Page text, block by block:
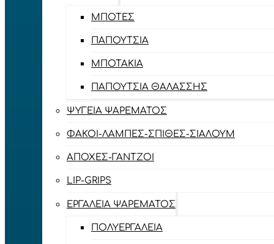
ΜΠΌΤΕΣ
ΠΑΠΟΎΤΣΙΑ
ΜΠΟΤΆΚΙΑ
ΠΑΠΟΎΤΣΙΑ ΘΑΛΆΣΣΗΣ
ΨΥΓΕΊΑ ΨΑΡΈΜΑΤΟΣ
ΦΑΚΟΊ-ΛΆΜΠΕΣ-ΣΠΊΘΕΣ-ΣΊΑΛΟΥΜ
ΑΠΌΧΕΣ-ΓΆΝΤΖΟΙ
LIP-GRIPS
EΡΓΑΛΕΊΑ ΨΑΡΈΜΑΤΟΣ
ΠΟΛΥΕΡΓΑΛΕΊΑ